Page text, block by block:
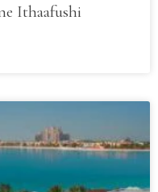
Ithaafushi